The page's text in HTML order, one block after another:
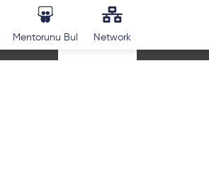
Mentorunu Bul Network